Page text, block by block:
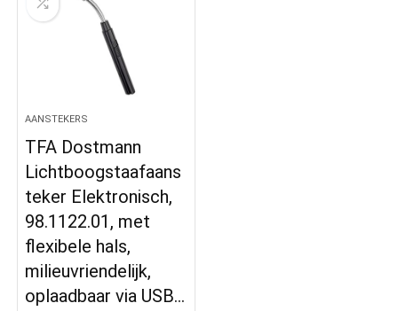
AANSTEKERS
TFA Dostmann
Lichtboogstaafaans
teker Elektronisch,
98.1122.01, met
flexibele hals,
milieuvriendelijk,
oplaadbaar via USB…